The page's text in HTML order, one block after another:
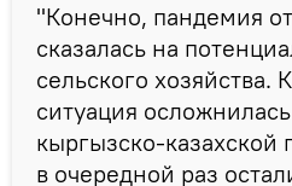
"Конечно, пандемия
сказалась на
сельского хозяйства.
ситуация
кыргызско-
в очередной раз